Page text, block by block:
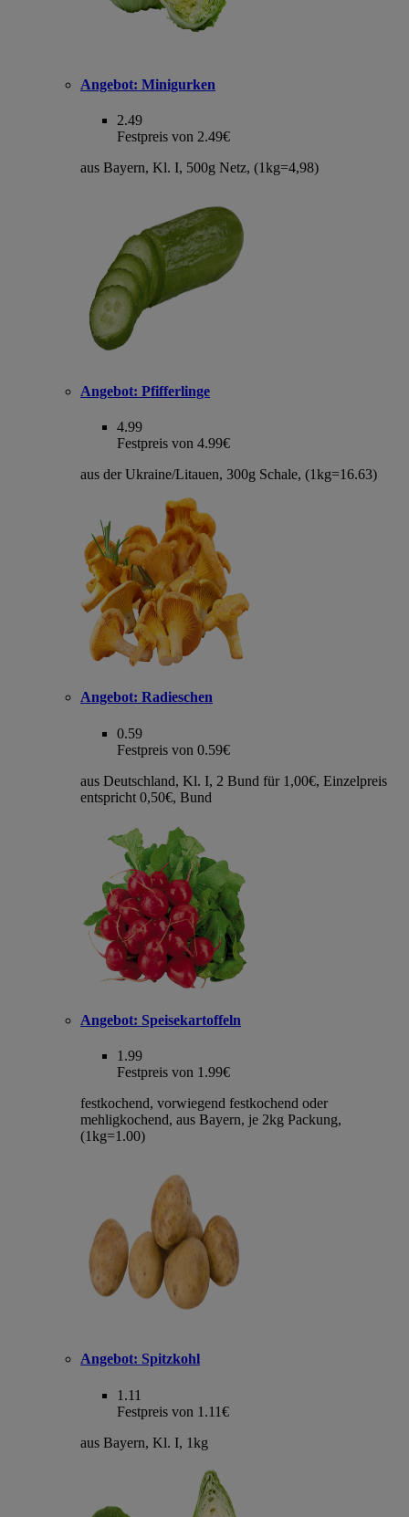
Angebot: Minigurken
2.49
Festpreis von 2.49€
aus Bayern, Kl. I, 500g Netz, (1kg=4,98)
Angebot: Pfifferlinge
4.99
Festpreis von 4.99€
aus der Ukraine/Litauen, 300g Schale, (1kg=16.63)
Angebot: Radieschen
0.59
Festpreis von 0.59€
aus Deutschland, Kl. I, 2 Bund für 1,00€, Einzelpreis
entspricht 0,50€, Bund
Angebot: Speisekartoffeln
1.99
Festpreis von 1.99€
festkochend, vorwiegend festkochend oder
mehligkochend, aus Bayern, je 2kg Packung,
(1kg=1.00)
Angebot: Spitzkohl
1.11
Festpreis von 1.11€
aus Bayern, Kl. I, 1kg